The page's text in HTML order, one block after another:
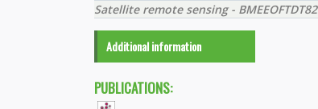
Satellite remote sensing - BMEEOFTDT82
Additional information
PUBLICATIONS: